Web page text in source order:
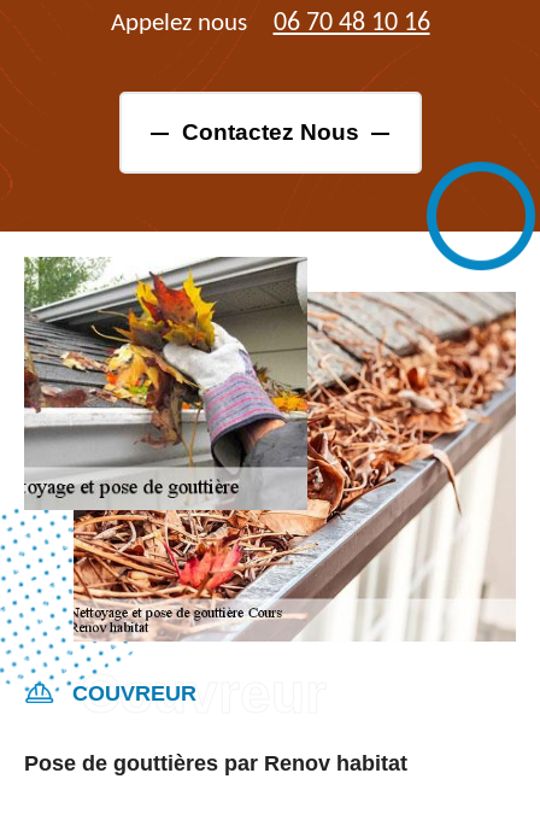
Appelez nous 06 70 48 10 16
Contactez Nous
COUVREUR
Pose de gouttières par Renov habitat